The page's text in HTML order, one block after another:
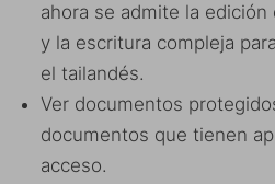
ahora se admite la
y la escritura compleja
el tailandés.
Ver documentos
documentos que tienen
acceso.